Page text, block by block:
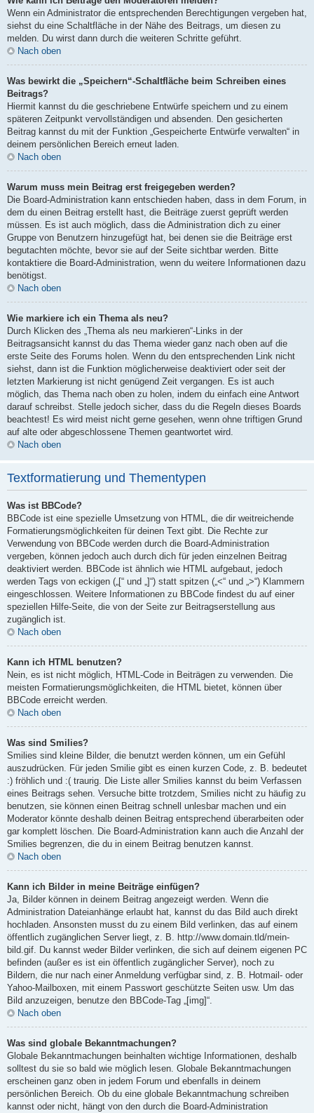
Wenn ein Administrator die entsprechenden Berechtigungen vergeben hat,
siehst du eine Schaltfläche in der Nähe des Beitrags, um diesen zu
melden. Du wirst dann durch die weiteren Schritte geführt.
Nach oben
Was bewirkt die „Speichern“-Schaltfläche beim Schreiben eines
Beitrags?
Hiermit kannst du die geschriebene Entwürfe speichern und zu einem
späteren Zeitpunkt vervollständigen und absenden. Den gesicherten
Beitrag kannst du mit der Funktion „Gespeicherte Entwürfe verwalten“ in
deinem persönlichen Bereich erneut laden.
Nach oben
Warum muss mein Beitrag erst freigegeben werden?
Die Board-Administration kann entschieden haben, dass in dem Forum, in
dem du einen Beitrag erstellt hast, die Beiträge zuerst geprüft werden
müssen. Es ist auch möglich, dass die Administration dich zu einer
Gruppe von Benutzern hinzugefügt hat, bei denen sie die Beiträge erst
begutachten möchte, bevor sie auf der Seite sichtbar werden. Bitte
kontaktiere die Board-Administration, wenn du weitere Informationen dazu
benötigst.
Nach oben
Wie markiere ich ein Thema als neu?
Durch Klicken des „Thema als neu markieren“-Links in der
Beitragsansicht kannst du das Thema wieder ganz nach oben auf die
erste Seite des Forums holen. Wenn du den entsprechenden Link nicht
siehst, dann ist die Funktion möglicherweise deaktiviert oder seit der
letzten Markierung ist nicht genügend Zeit vergangen. Es ist auch
möglich, das Thema nach oben zu holen, indem du einfach eine Antwort
darauf schreibst. Stelle jedoch sicher, dass du die Regeln dieses Boards
beachtest! Es wird meist nicht gerne gesehen, wenn ohne triftigen Grund
auf alte oder abgeschlossene Themen geantwortet wird.
Nach oben
Textformatierung und Thementypen
Was ist BBCode?
BBCode ist eine spezielle Umsetzung von HTML, die dir weitreichende
Formatierungsmöglichkeiten für deinen Text gibt. Die Rechte zur
Verwendung von BBCode werden durch die Board-Administration
vergeben, können jedoch auch durch dich für jeden einzelnen Beitrag
deaktiviert werden. BBCode ist ähnlich wie HTML aufgebaut, jedoch
werden Tags von eckigen („[“ und „]“) statt spitzen („<“ und „>“) Klammern
eingeschlossen. Weitere Informationen zu BBCode findest du auf einer
speziellen Hilfe-Seite, die von der Seite zur Beitragserstellung aus
zugänglich ist.
Nach oben
Kann ich HTML benutzen?
Nein, es ist nicht möglich, HTML-Code in Beiträgen zu verwenden. Die
meisten Formatierungsmöglichkeiten, die HTML bietet, können über
BBCode erreicht werden.
Nach oben
Was sind Smilies?
Smilies sind kleine Bilder, die benutzt werden können, um ein Gefühl
auszudrücken. Für jeden Smilie gibt es einen kurzen Code, z. B. bedeutet
:) fröhlich und :( traurig. Die Liste aller Smilies kannst du beim Verfassen
eines Beitrags sehen. Versuche bitte trotzdem, Smilies nicht zu häufig zu
benutzen, sie können einen Beitrag schnell unlesbar machen und ein
Moderator könnte deshalb deinen Beitrag entsprechend überarbeiten oder
gar komplett löschen. Die Board-Administration kann auch die Anzahl der
Smilies begrenzen, die du in einem Beitrag benutzen kannst.
Nach oben
Kann ich Bilder in meine Beiträge einfügen?
Ja, Bilder können in deinem Beitrag angezeigt werden. Wenn die
Administration Dateianhänge erlaubt hat, kannst du das Bild auch direkt
hochladen. Ansonsten musst du zu einem Bild verlinken, das auf einem
öffentlich zugänglichen Server liegt, z. B. http://www.domain.tld/mein-
bild.gif. Du kannst weder Bilder verlinken, die sich auf deinem eigenen PC
befinden (außer es ist ein öffentlich zugänglicher Server), noch zu
Bildern, die nur nach einer Anmeldung verfügbar sind, z. B. Hotmail- oder
Yahoo-Mailboxen, mit einem Passwort geschützte Seiten usw. Um das
Bild anzuzeigen, benutze den BBCode-Tag „[img]“.
Nach oben
Was sind globale Bekanntmachungen?
Globale Bekanntmachungen beinhalten wichtige Informationen, deshalb
solltest du sie so bald wie möglich lesen. Globale Bekanntmachungen
erscheinen ganz oben in jedem Forum und ebenfalls in deinem
persönlichen Bereich. Ob du eine globale Bekanntmachung schreiben
kannst oder nicht, hängt von den durch die Board-Administration